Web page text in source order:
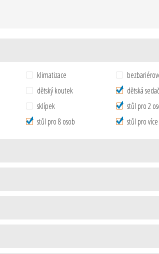
klimatizace
dětský koutek dětská
sklípek stůl pro 2
stůl pro 8 osob stůl pro